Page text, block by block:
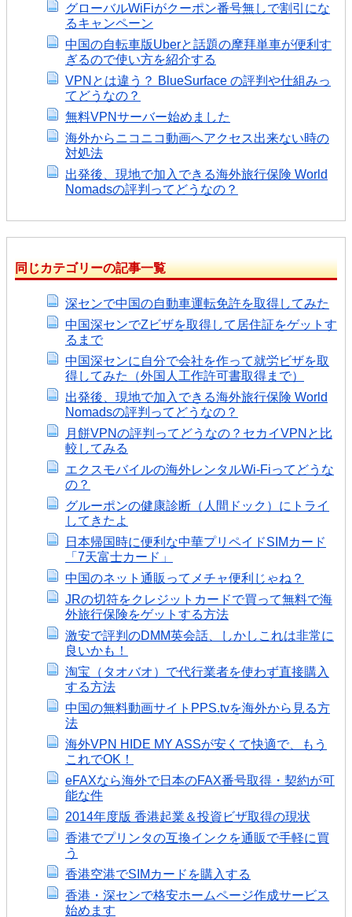
グローバルWiFiがクーポン番号無しで割引にな
るキャンペーン
中国の自転車版Uberと話題の摩拜単車が便利す
ぎるので使い方を紹介する
VPNとは違う？ BlueSurface の評判や仕組みっ
てどうなの？
無料VPNサーバー始めました
海外からニコニコ動画へアクセス出来ない時の
対処法
出発後、現地で加入できる海外旅行保険 World
Nomadsの評判ってどうなの？
同じカテゴリーの記事一覧
深センで中国の自動車運転免許を取得してみた
中国深センでZビザを取得して居住証をゲットす
るまで
中国深センに自分で会社を作って就労ビザを取
得してみた（外国人工作許可書取得まで）
出発後、現地で加入できる海外旅行保険 World
Nomadsの評判ってどうなの？
月餅VPNの評判ってどうなの？セカイVPNと比
較してみる
エクスモバイルの海外レンタルWi-Fiってどうな
の？
グルーポンの健康診断（人間ドック）にトライ
してきたよ
日本帰国時に便利な中華プリペイドSIMカード
「7天富士カード」
中国のネット通販ってメチャ便利じゃね？
JRの切符をクレジットカードで買って無料で海
外旅行保険をゲットする方法
激安で評判のDMM英会話、しかしこれは非常に
良いかも！
淘宝（タオバオ）で代行業者を使わず直接購入
する方法
中国の無料動画サイトPPS.tvを海外から見る方
法
海外VPN HIDE MY ASSが安くて快適で、もう
これでOK！
eFAXなら海外で日本のFAX番号取得・契約が可
能な件
2014年度版 香港起業＆投資ビザ取得の現状
香港でプリンタの互換インクを通販で手軽に買
う
香港空港でSIMカードを購入する
香港・深センで格安ホームページ作成サービス
始めます